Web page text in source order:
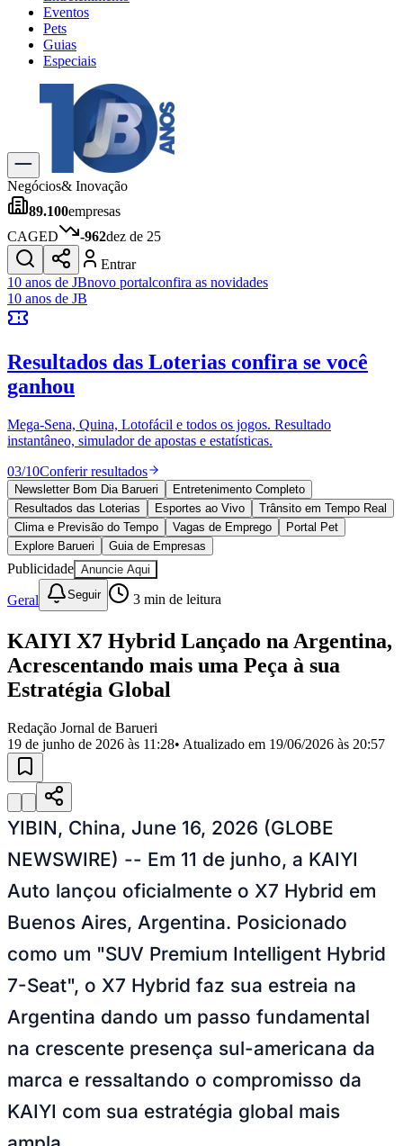
Eventos
Pets
Guias
Especiais
Explore Tudo
Últimas Notícias
Previsão do Tempo
Trânsito e Rotas
Dia a Dia & Lazer
Gastronomia
Cinema & Shows
JogosNovo
Para Sua Empresa
Publicidade Legal
Política
Esportes
Saúde
Cultura
Meio Ambiente
Obras
Educação
Bairros de Barueri
Selecione sua regiãoPara notícias da sua região
AldeiaAldeia da Serra Aldeia de Barueri Alphaville
Bairro
JubranBelvalBethavilleBoa
VistaCalifórniaCarapicuíbaCentroChácaras Marco Cidades da
Região
Cotia Cruz Preta Engenho Novo
MilitarItapeviJandiraJardim Audir
EsperançaJardim GrazielaJardim Iracema
JulioJardim LíbanoJardim Maria CristinaJardim Maria HelenaJardim
Mutinga
LuísJardim São Pedro
Tupã Jardim Tupanci
CamargosParque Imperial
do Bom JesusRecanto PhrynéaSantana de
do CondeVila Engenho Novo Vila MárciaVila Nossa Sra. da
Para Sua Empresa
Anuncie no Portal
Divulgar VagasNovo
Turismo
Hospitais Estaduais
Santana de ParnaíbaOsascoCarapicuíba JandiraItapeviCotia
Negócios& Inovação
89.100empresas
CAGED
-962dez de 25
Entrar
10 anos de JBnovo portalconfira as novidades
10 anos de JB
Resultados das Loterias confira se você
ganhou
Mega-Sena, Quina, Lotofácil e todos os jogos. Resultado
instantâneo, simulador de apostas e estatísticas.
03/10Conferir resultados
Newsletter Bom Dia Barueri
Entretenimento Completo
Resultados das Loterias
Esportes ao Vivo
Trânsito em Tempo Real
Clima e Previsão do Tempo
Vagas de Emprego
Portal Pet
Explore Barueri
Guia de Empresas
Publicidade Anuncie Aqui
Geral Seguir 3 min de leitura
KAIYI X7 Hybrid Lançado na Argentina,
Acrescentando mais uma Peça à sua
Estratégia Global
Redação Jornal de Barueri
19 de junho de 2026 às 11:28• Atualizado em 19/06/2026 às 20:57
YIBIN, China, June 16, 2026 (GLOBE
NEWSWIRE) -- Em 11 de junho, a KAIYI
Auto lançou oficialmente o X7 Hybrid em
Buenos Aires, Argentina. Posicionado
como um "SUV Premium Intelligent Hybrid
7-Seat", o X7 Hybrid faz sua estreia na
Argentina dando um passo fundamental
na crescente presença sul-americana da
marca e ressaltando o compromisso da
KAIYI com sua estratégia global mais